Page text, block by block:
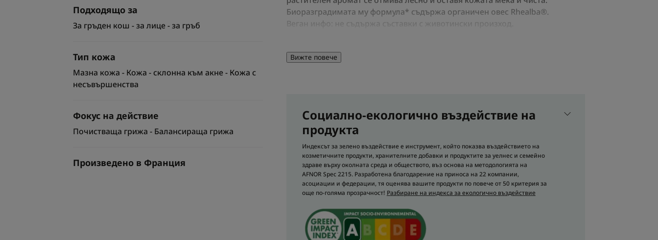
Подходящо за
За гръден кош - за лице - за гръб
Тип кожа
Мазна кожа - Кожа - склонна към акне - Кожа с
несъвършенства
Фокус на действие
Почистваща грижа - Балансираща грижа
Произведено в Франция
Биоразградимата му формула* съдържа органичен овес Rhealba®.
Веган инфо: не съдържа съставки с животински произход.
Ползи
Текстура
Ползи от текстурата
Кремообразна пяна, която се отмива лесно с
нелепкав и немазен ефект
Аромат на съдържанието
Мек и растителен аромат
Вижте повече
Социално-екологично въздействие на
продукта
Индексът за зелено въздействие е инструмент, който показва въздействието на
козметичните продукти, хранителните добавки и продуктите за уелнес и семейно
здраве върху околната среда и обществото, въз основа на методологията на
AFNOR Spec 2215. Разработена благодарение на приноса на 22 компании,
асоциации и федерации, тя оценява вашите продукти по повече от 50 критерия за
още по-голяма прозрачност! Разбиране на индекса за екологично въздействие